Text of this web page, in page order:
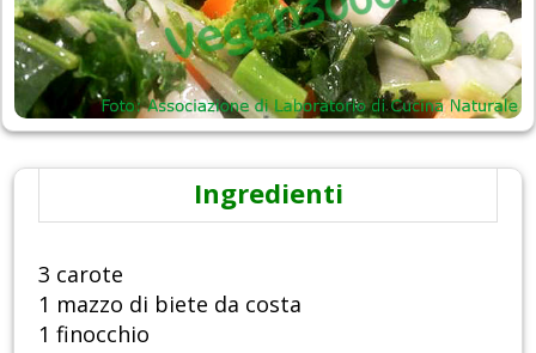
Ingredienti
3 carote
1 mazzo di biete da costa
1 finocchio